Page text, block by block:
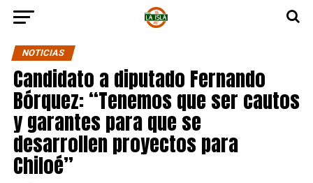
NOTICIAS
Candidato a diputado Fernando
Bórquez: “Tenemos que ser cautos
y garantes para que se
desarrollen proyectos para
Chiloé”